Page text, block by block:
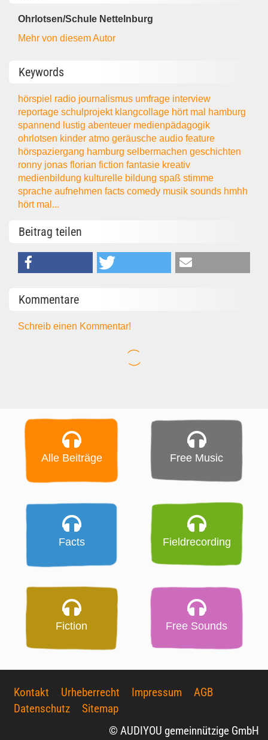
Ohrlotsen/Schule Nettelnburg
Mehr von diesem Autor
Keywords
hörspiel radio journalismus umfrage interview
reportageschulprojekt klangcollage hört mal hamburg
spannend
lustigabenteuer medienpädagogik
ohrlotsen kinderatmogeräuscheaudiofeature
hörspaziergang hamburgselbermachengeschichten
ronny jonasflorianfictionfantasie kreativ
medienbildung kulturelle bildungspaßstimme
spracheaufnehmenfactscomedy musiksounds hmhh
hört mal...
Beitrag teilen
Kommentare
Schreib einen Kommentar!
Alle Beiträge Free Music
Facts Fieldrecording
Fiction Free Sounds
Kontakt Urheberrecht Impressum
AGB
Datenschutz
Sitemap
© AUDIYOU gemeinnützige GmbH